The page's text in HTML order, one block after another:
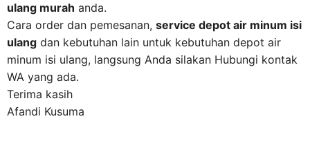
ulang murah anda.
Cara order dan pemesanan, service depot air minum isi
ulang dan kebutuhan lain untuk kebutuhan depot air
minum isi ulang, langsung Anda silakan Hubungi kontak
WA yang ada.
Terima kasih
Afandi Kusuma